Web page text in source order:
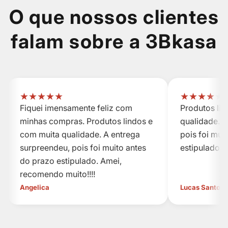
O que nossos clientes
falam sobre a 3Bkasa
★★★★★
Fiquei imensamente feliz com
minhas compras. Produtos lindos e
com muita qualidade. A entrega
surpreendeu, pois foi muito antes
do prazo estipulado. Amei,
recomendo muito!!!!
Angelica
★★★★
Produtos
qualidade.
pois foi
estipulado.
Lucas Santos